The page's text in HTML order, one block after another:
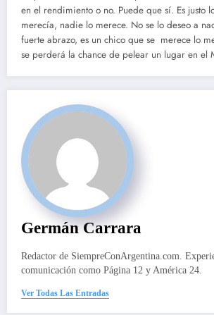
en el rendimiento o no. Puede que sí. Es justo
merecía, nadie lo merece. No se lo deseo a
fuerte abrazo, es un chico que se merece lo
se perderá la chance de pelear un lugar en el
Germán Carrara
Redactor de SiempreConArgentina.com.
comunicación como Página 12 y América 24.
Ver Todas Las Entradas